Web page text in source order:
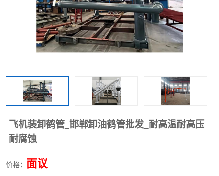
飞机装卸鹤管_邯郸卸油鹤管批发_耐高温耐高压
耐腐蚀
价格： 面议